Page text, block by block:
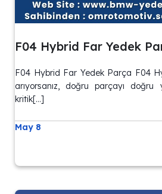
F04 Hybrid Far Yedek
F04 Hybrid Far Yedek Parça F04
arıyorsanız, doğru parçayı
kritik[…]
May 8